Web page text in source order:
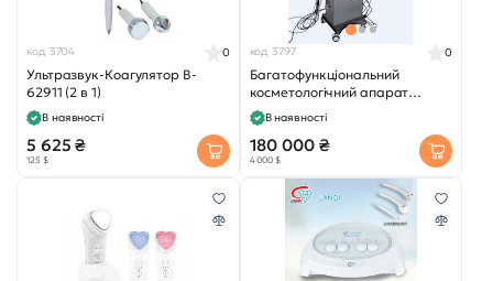
код 3704
Ультразвук-Коагулятор B-
62911 (2 в 1)
0
В наявності
5 625 ₴
125 $
код 3797
Багатофункціональний
косметологічний апарат
HydraBeauty для шліфування
шкіри UMS-W8
0
В наявності
180 000 ₴
4 000 $